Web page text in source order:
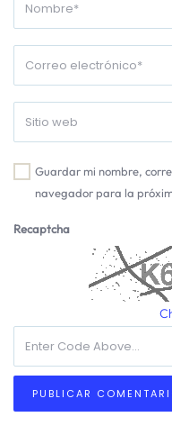
Guardar mi nombre,
navegador para la
Recaptcha